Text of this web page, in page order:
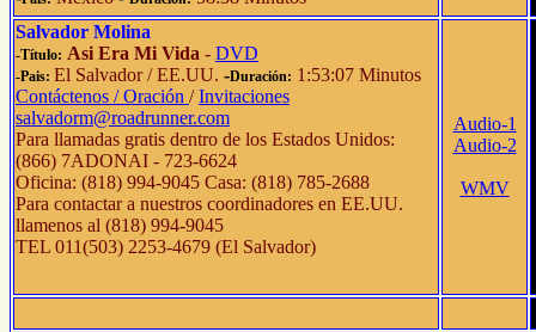
Salvador Molina
-Título: Asi Era Mi Vida - DVD
-Pais: El Salvador / EE.UU. -Duración: 1:53:07 Minutos
Contáctenos / Oración /Invitaciones
salvadorm@roadrunner.com
Para llamadas gratis dentro de los Estados Unidos:
(866) 7ADONAI - 723-6624
Oficina: (818) 994-9045 Casa: (818) 785-2688
Para contactar a nuestros coordinadores en EE.UU.
llamenos al (818) 994-9045
TEL 011(503) 2253-4679 (El Salvador)
Audio-1
Audio-2
WMV